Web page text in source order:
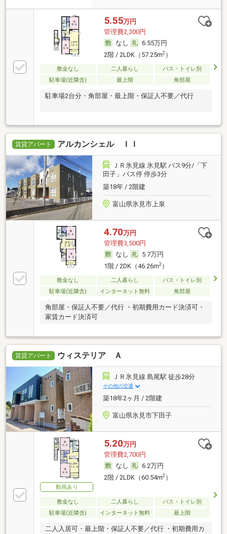
5.55万円
管理費2,300円
なし
6.55万円
2階 / 2LDK（57.25m2）
敷金なし 二人暮らし
バス・トイレ別
駐車場(近隣含)
最上階 角部屋
駐車場2台分・角部屋・最上階・保証人不要／代行
賃貸アパート アルカンシェル ＩＩ
ＪＲ氷見線 氷見駅 バス9分/「下
田子」バス停 停歩3分
築18年 / 2階建
富山県氷見市上泉
4.70万円
管理費3,500円
なし
5.7万円
1階 / 2DK（46.26m2）
敷金なし 二人暮らし
バス・トイレ別
駐車場(近隣含)
インターネット無料 角部屋
角部屋・保証人不要／代行 ・初期費用カード決済可・
家賃カード決済可
賃貸アパート ウィステリア Ａ
ＪＲ氷見線 島尾駅 徒歩28分
その他の交通
築18年2ヶ月 / 2階建
富山県氷見市下田子
動画あり
5.20万円
管理費2,700円
なし
6.2万円
2階 / 2LDK（60.54m2）
敷金なし 二人暮らし
バス・トイレ別
駐車場(近隣含)
インターネット無料 最上階
二人入居可・最上階・保証人不要／代行 ・初期費用カ